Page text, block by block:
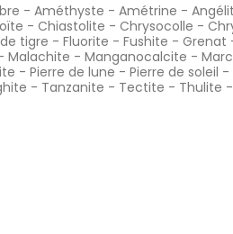
- Améthyste - Amétrine -
- Chiastolite - Chrysocolle -
tigre - Fluorite - Fushite - Grenat
Malachite - Manganocalcite -
- Pierre de lune - Pierre de soleil -
- Tanzanite - Tectite - Thulite -